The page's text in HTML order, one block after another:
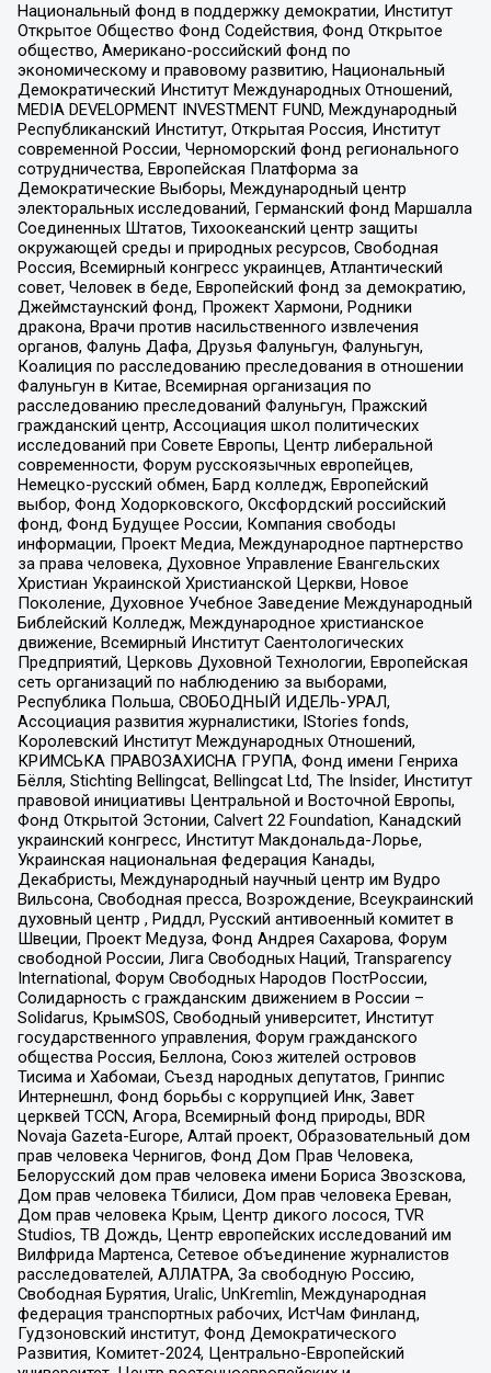
Национальный фонд в поддержку демократии, Институт
Открытое Общество Фонд Содействия, Фонд Открытое
общество, Американо-российский фонд по
экономическому и правовому развитию, Национальный
Демократический Институт Международных Отношений,
MEDIA DEVELOPMENT INVESTMENT FUND, Международный
Республиканский Институт, Открытая Россия, Институт
современной России, Черноморский фонд регионального
сотрудничества, Европейская Платформа за
Демократические Выборы, Международный центр
электоральных исследований, Германский фонд Маршалла
Соединенных Штатов, Тихоокеанский центр защиты
окружающей среды и природных ресурсов, Свободная
Россия, Всемирный конгресс украинцев, Атлантический
совет, Человек в беде, Европейский фонд за демократию,
Джеймстаунский фонд, Прожект Хармони, Родники
дракона, Врачи против насильственного извлечения
органов, Фалунь Дафа, Друзья Фалуньгун, Фалуньгун,
Коалиция по расследованию преследования в отношении
Фалуньгун в Китае, Всемирная организация по
расследованию преследований Фалуньгун, Пражский
гражданский центр, Ассоциация школ политических
исследований при Совете Европы, Центр либеральной
современности, Форум русскоязычных европейцев,
Немецко-русский обмен, Бард колледж, Европейский
выбор, Фонд Ходорковского, Оксфордский российский
фонд, Фонд Будущее России, Компания свободы
информации, Проект Медиа, Международное партнерство
за права человека, Духовное Управление Евангельских
Христиан Украинской Христианской Церкви, Новое
Поколение, Духовное Учебное Заведение Международный
Библейский Колледж, Международное христианское
движение, Всемирный Институт Саентологических
Предприятий, Церковь Духовной Технологии, Европейская
сеть организаций по наблюдению за выборами,
Республика Польша, СВОБОДНЫЙ ИДЕЛЬ-УРАЛ,
Ассоциация развития журналистики, IStories fonds,
Королевский Институт Международных Отношений,
КРИМСЬКА ПРАВОЗАХИСНА ГРУПА, Фонд имени Генриха
Бёлля, Stichting Bellingcat, Bellingcat Ltd, The Insider, Институт
правовой инициативы Центральной и Восточной Европы,
Фонд Открытой Эстонии, Calvert 22 Foundation, Канадский
украинский конгресс, Институт Макдональда-Лорье,
Украинская национальная федерация Канады,
Декабристы, Международный научный центр им Вудро
Вильсона, Свободная пресса, Возрождение, Всеукраинский
духовный центр , Риддл, Русский антивоенный комитет в
Швеции, Проект Медуза, Фонд Андрея Сахарова, Форум
свободной России, Лига Свободных Наций, Transparеncy
International, Форум Свободных Народов ПостРоссии,
Солидарность с гражданским движением в России –
Solidarus, КрымSOS, Свободный университет, Институт
государственного управления, Форум гражданского
общества Россия, Беллона, Союз жителей островов
Тисима и Хабомаи, Съезд народных депутатов, Гринпис
Интернешнл, Фонд борьбы с коррупцией Инк, Завет
церквей TCCN, Агора, Всемирный фонд природы, BDR
Novaja Gazeta-Europe, Алтай проект, Образовательный дом
прав человека Чернигов, Фонд Дом Прав Человека,
Белорусский дом прав человека имени Бориса Звозскова,
Дом прав человека Тбилиси, Дом прав человека Ереван,
Дом прав человека Крым, Центр дикого лосося, TVR
Studios, ТВ Дождь, Центр европейских исследований им
Вилфрида Мартенса, Сетевое объединение журналистов
расследователей, АЛЛАТРА, За свободную Россию,
Свободная Бурятия, Uralic, UnKremlin, Международная
федерация транспортных рабочих, ИстЧам Финланд,
Гудзоновский институт, Фонд Демократического
Развития, Комитет-2024, Центрально-Европейский